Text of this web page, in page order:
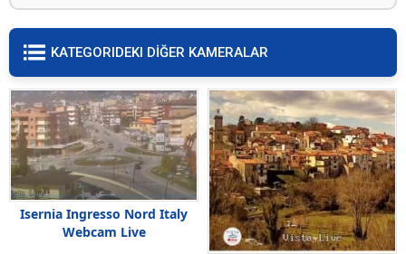
KATEGORIDEKI DİĞER KAMERALAR
Isernia Ingresso Nord Italy
Webcam Live